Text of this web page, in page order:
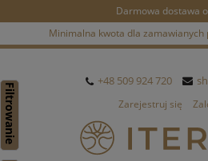
Darmowa dostawa
Minimalna kwota dla zamawianych
+48 509 924 720
Zarejestruj się
Filtrowanie